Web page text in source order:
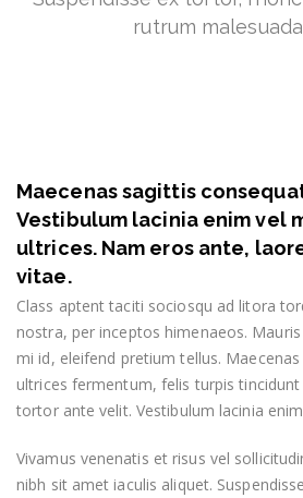
rutrum
Maecenas sagittis
Vestibulum lacinia enim vel
ultrices. Nam eros ante,
vitae.
Class aptent taciti sociosqu ad litora
nostra, per inceptos himenaeos.
mi id, eleifend pretium tellus.
ultrices fermentum, felis turpis
tortor ante velit. Vestibulum lacinia
Vivamus venenatis et risus vel
nibh sit amet iaculis aliquet.